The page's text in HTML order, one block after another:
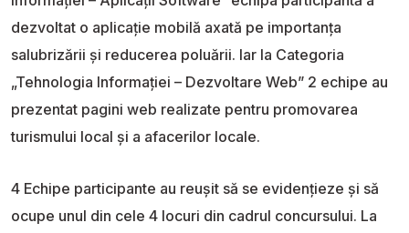
dezvoltat o aplicație mobilă axată pe importanța
salubrizării și reducerea poluării. Iar la Categoria
„Tehnologia Informației – Dezvoltare Web” 2 echipe au
prezentat pagini web realizate pentru promovarea
turismului local și a afacerilor locale.
4 Echipe participante au reușit să se evidențieze și să
ocupe unul din cele 4 locuri din cadrul concursului. La